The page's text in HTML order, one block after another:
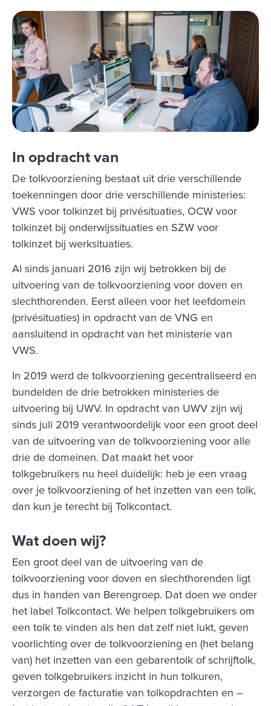
In opdracht van
De tolkvoorziening bestaat uit drie verschillende
toekenningen door drie verschillende ministeries:
VWS voor tolkinzet bij privésituaties, OCW voor
tolkinzet bij onderwijssituaties en SZW voor
tolkinzet bij werksituaties.
Al sinds januari 2016 zijn wij betrokken bij de
uitvoering van de tolkvoorziening voor doven en
slechthorenden. Eerst alleen voor het leefdomein
(privésituaties) in opdracht van de VNG en
aansluitend in opdracht van het ministerie van
VWS.
In 2019 werd de tolkvoorziening gecentraliseerd en
bundelden de drie betrokken ministeries de
uitvoering bij UWV. In opdracht van UWV zijn wij
sinds juli 2019 verantwoordelijk voor een groot deel
van de uitvoering van de tolkvoorziening voor alle
drie de domeinen. Dat maakt het voor
tolkgebruikers nu heel duidelijk: heb je een vraag
over je tolkvoorziening of het inzetten van een tolk,
dan kun je terecht bij Tolkcontact.
Wat doen wij?
Een groot deel van de uitvoering van de
tolkvoorziening voor doven en slechthorenden ligt
dus in handen van Berengroep. Dat doen we onder
het label Tolkcontact. We helpen tolkgebruikers om
een tolk te vinden als hen dat zelf niet lukt, geven
voorlichting over de tolkvoorziening en (het belang
van) het inzetten van een gebarentolk of schrijftolk,
geven tolkgebruikers inzicht in hun tolkuren,
verzorgen de facturatie van tolkopdrachten en –